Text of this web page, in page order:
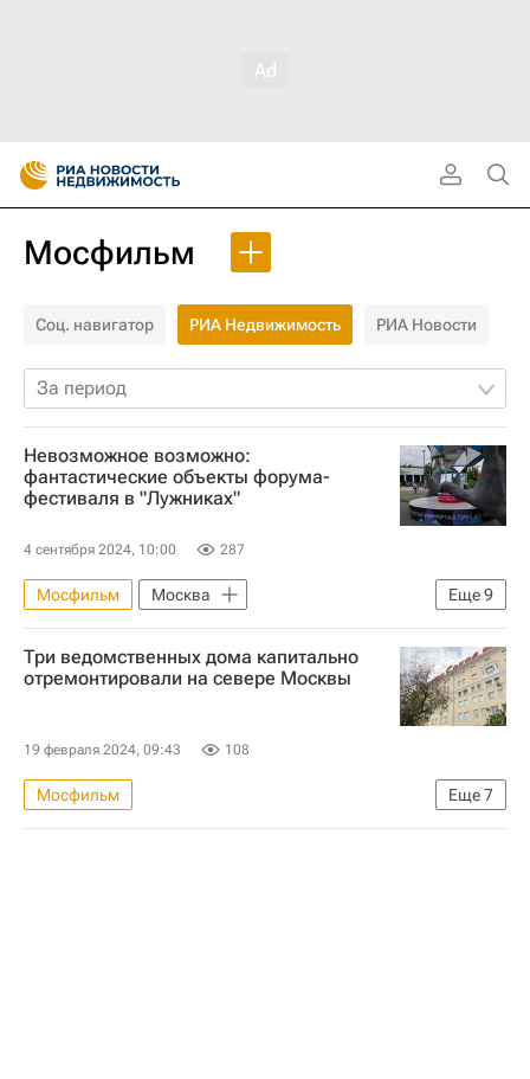
Мосфильм
Соц. навигатор РИА Недвижимость РИА Новости
За период
Невозможное возможно:
фантастические объекты форума-
фестиваля в "Лужниках"
4 сентября 2024, 10:00 287
Еще9
Мосфильм
Москва
Москва Сегодня: мегаполис для жизни
Городское хозяйство Москвы
ЖКХ
Лужники
ФКР
Мультимедиа – РИА Недвижимость
Три ведомственных дома капитально
отремонтировали на севере Москвы
19 февраля 2024, 09:43 108
Еще7
Мосфильм
Москва Сегодня: мегаполис для жизни